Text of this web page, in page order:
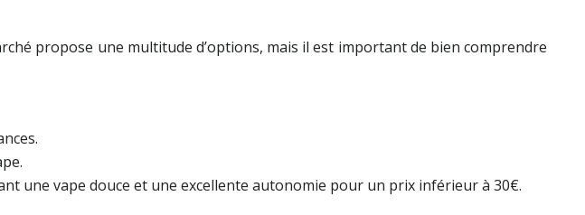
propose une multitude d’options, mais il est important de bien comprendre
une vape douce et une excellente autonomie pour un prix inférieur à 30€.